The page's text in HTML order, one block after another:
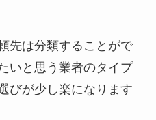
先は分類することがで
いと思う業者のタイプ
びが少し楽になります